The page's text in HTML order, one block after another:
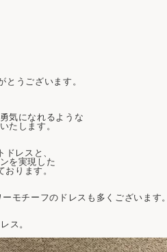
うございます。
気になれるような
たします。
レスと、
を実現した
おり ます。
モチーフのドレスも多くございます。
ス。